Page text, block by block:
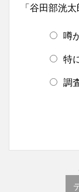
「谷田部洸
噂
特
調